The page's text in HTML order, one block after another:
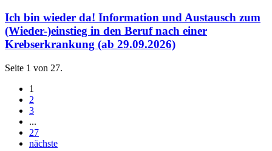
Ich bin wieder da! Information und Austausch zum
(Wieder-)einstieg in den Beruf nach einer
Krebserkrankung (ab 29.09.2026)
Seite 1 von 27.
1
2
3
...
27
nächste